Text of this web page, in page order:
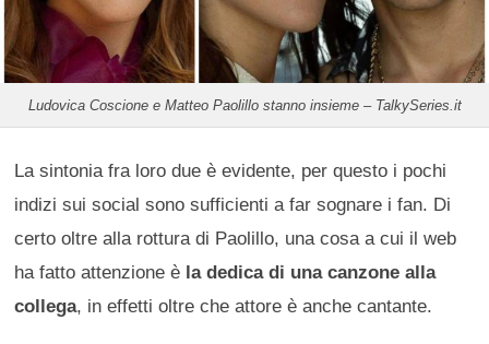
Ludovica Coscione e Matteo Paolillo stanno insieme – TalkySeries.it
La sintonia fra loro due è evidente, per questo i pochi
indizi sui social sono sufficienti a far sognare i fan. Di
certo oltre alla rottura di Paolillo, una cosa a cui il web
ha fatto attenzione è la dedica di una canzone alla
collega, in effetti oltre che attore è anche cantante.